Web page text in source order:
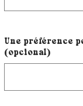
Une préférence
(opcional)